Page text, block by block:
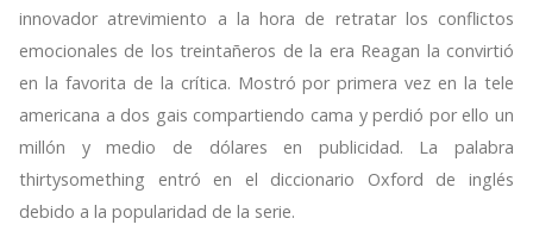
innovador atrevimiento a la hora de retratar los conflictos
emocionales de los treintañeros de la era Reagan la convirtió
en la favorita de la crítica. Mostró por primera vez en la tele
americana a dos gais compartiendo cama y perdió por ello un
millón y medio de dólares en publicidad. La palabra
thirtysomething entró en el diccionario Oxford de inglés
debido a la popularidad de la serie.